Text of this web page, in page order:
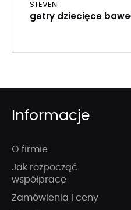
STEVEN
getry dziecięce
Informacje
O firmie
Jak rozpocząć
współpracę
Zamówienia i ceny